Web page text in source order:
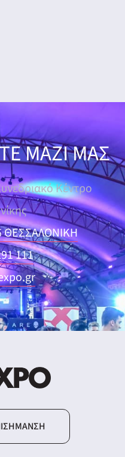
ΜΑΖΙ ΜΑΣ
Κέντρο
ΘΕΣΣΑΛΟΝΙΚΗ
111